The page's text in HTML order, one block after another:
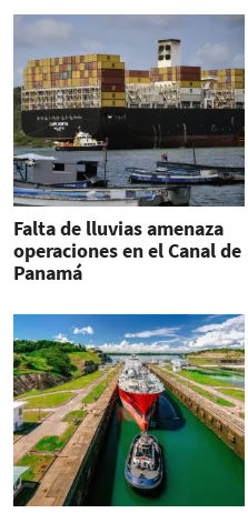
Falta de lluvias amenaza
operaciones en el Canal de
Panamá